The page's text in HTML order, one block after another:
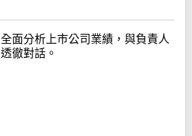
全面分析上巿公司業績，與負責人
透徹對話。